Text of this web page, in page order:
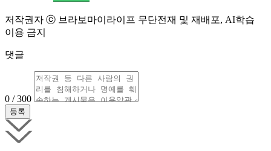
저작권자 ⓒ 브라보마이라이프 무단전재 및 재배포, AI학습
이용 금지
댓글
0 / 300